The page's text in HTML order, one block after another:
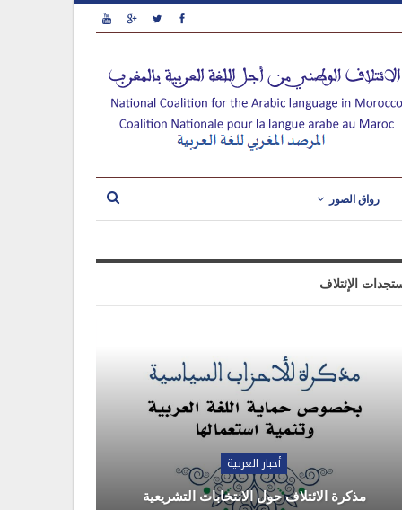
رواق الصور
الإئتلاف
أخبار العربية
مذكرة الائتلاف حول الانتخابات التشريعية